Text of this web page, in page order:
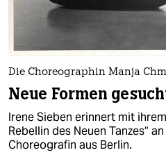
Die Choreographin Manja
Neue Formen
Irene Sieben erinnert mit
Rebellin des Neuen Tanzes“
Choreografin aus Berlin.